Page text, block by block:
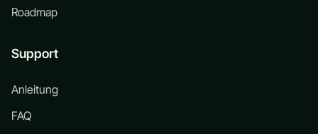
Roadmap
Support
Anleitung
FAQ